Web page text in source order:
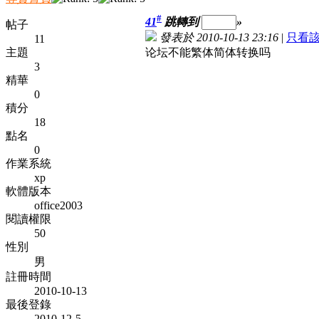
帖子
11
主題
3
精華
0
積分
18
點名
0
作業系統
xp
軟體版本
office2003
閱讀權限
50
性別
男
註冊時間
2010-10-13
最後登錄
41# 跳轉到
»
發表於 2010-10-13 23:16 | 只看
论坛不能繁体简体转换吗